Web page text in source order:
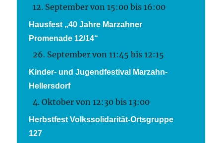
12. September von 15:00 bis16:00
Hausfest „40 Jahre Marzahner
Promenade 12/14“
26. September von 11:45 bis12:15
Kinder- und Jugendfestival Marzahn-
Hellersdorf
4. Oktober von 12:30 bis13:00
Herbstfest Volkssolidarität-Ortsgruppe
127